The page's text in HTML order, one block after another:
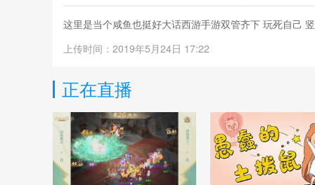
这里是当个咸鱼也挺好大话西游手游双管齐下 玩死自己
上传时间：2019年5月24日 17:22
正在直播